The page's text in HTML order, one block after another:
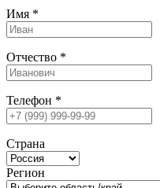
Имя *
Отчество *
Телефон *
Страна
Регион